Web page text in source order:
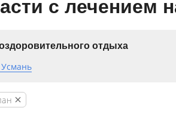
с лечением
отдыха